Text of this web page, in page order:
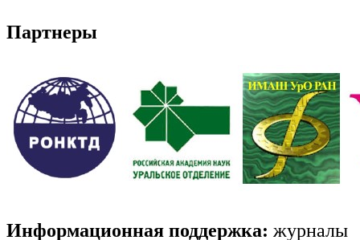
Партнеры
Информационная поддержка: журналы